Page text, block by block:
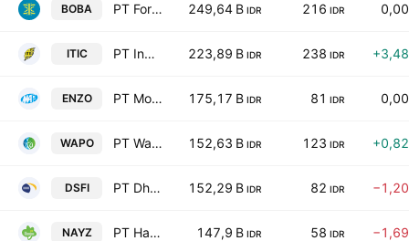
BOBA PT Formosa Ingredient Factory Tbk 249,64 B IDR 216 IDR
ITIC PT Indonesian Tobacco Tbk 223,89 B IDR 238 IDR
ENZO PT Morenzo Abadi Perkasa Tbk 175,17 B IDR 81 IDR
WAPO PT Wahana Pronatural Tbk 152,63 B IDR 123 IDR
DSFI PT Dharma Samudera Fishing Industries Tbk 152,29 B IDR 82 IDR
NAYZ PT Hassana Boga Sejahtera Tbk 147,9 B IDR 58 IDR